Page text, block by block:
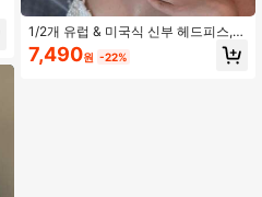
1/2개 유럽 & 미국식 신부 헤드피스,
수제 라인스톤 합금 잎사귀 사이드 헤
어 클립, 새로운 라인스톤 여성 헤어
7,490원 -22%